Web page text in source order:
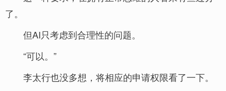
了。
但AI只考虑到合理性的问题。
“可以。”
李太行也没多想，将相应的申请权限看了一下。